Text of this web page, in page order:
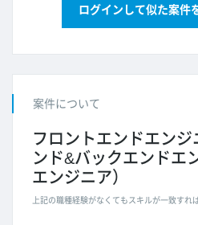
ログインして似た案件
案件について
フロントエンドエンジ
ンド&バックエンドエ
エンジニア）
上記の職種経験がなくてもスキルが一致すれ